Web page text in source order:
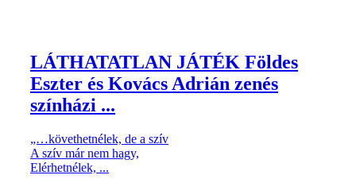
LÁTHATATLAN JÁTÉK Földes
Eszter és Kovács Adrián zenés
színházi ...
„…követhetnélek, de a szív
A szív már nem hagy,
Elérhetnélek, ...